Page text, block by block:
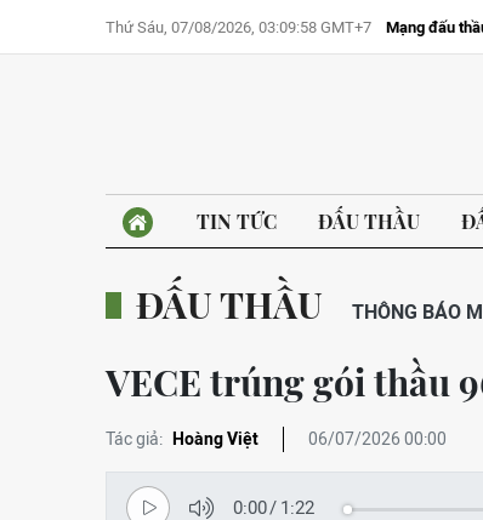
Thứ Sáu, 07/08/2026, 03:09:58 GMT+7 Mạng đấu
TIN TỨC ĐẤU THẦU
ĐẤU THẦU THÔNG BÁO
VECE trúng gói thầu
Tác giả: Hoàng Việt 06/07/2026 00:00
0:00/ 1:22